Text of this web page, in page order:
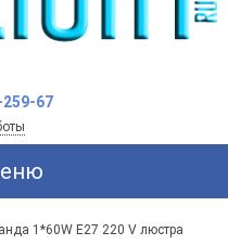
259-67
1*60W E27 220 V люстра